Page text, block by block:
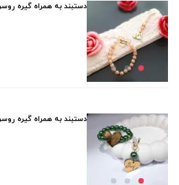
نمایش همه محصولات
دستبند به همراه گیره
دستبند به همراه گیره